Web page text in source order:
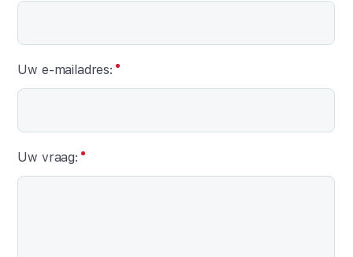
Uw e-mailadres:
Uw vraag: